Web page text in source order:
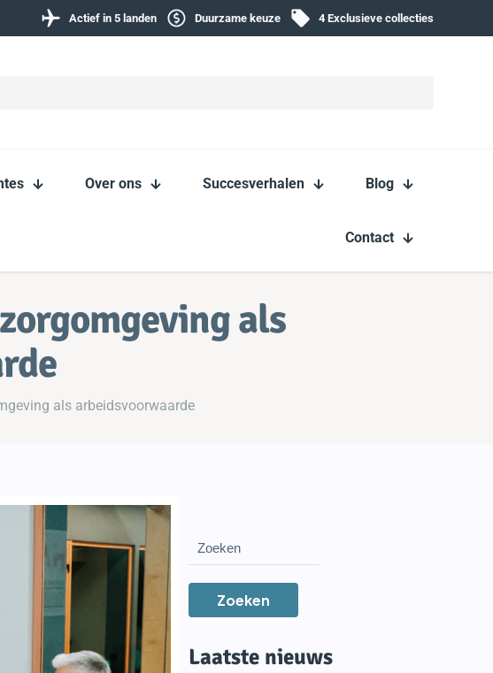
Actief in 5 landen Duurzame keuze 4 Exclusieve collecties
Over ons Succesverhalen Blog
Contact
als
als arbeidsvoorwaarde
Zoeken
Laatste nieuws